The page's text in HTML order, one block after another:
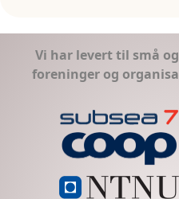
Vi har levert til små
foreninger og